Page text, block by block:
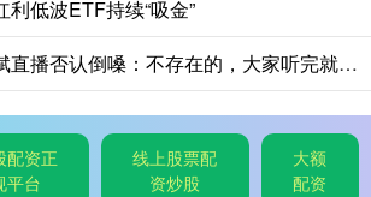
利低波ETF持续“吸金”
易投配资 胡彦斌直播否认倒嗓：不存在的，大家听完就知道了
配资正
平台
线上股票配
资炒股
大额
配资